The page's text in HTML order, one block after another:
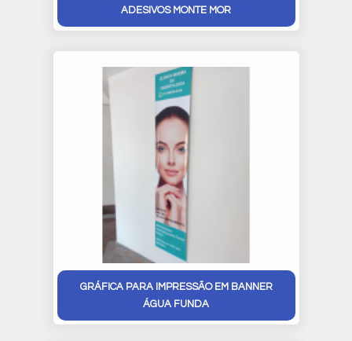
ADESIVOS MONTE MOR
GRÁFICA PARA IMPRESSÃO EM BANNER
ÁGUA FUNDA